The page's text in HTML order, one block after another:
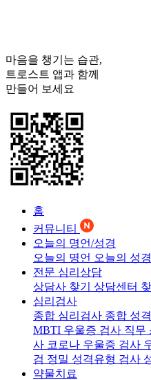
마음을 챙기는 습관,
트로스트 앱과 함께
만들어 보세요
홈
커뮤니티
오늘의 명언/성경
오늘의 명언 오늘의 성경
전문 심리상담
상담사 찾기 상담센터
심리검사
종합 심리검사 종합 성
MBTI 우울증 검사 직무
사 코로나 우울증 검사
검 정밀 성격유형 검사
약물치료